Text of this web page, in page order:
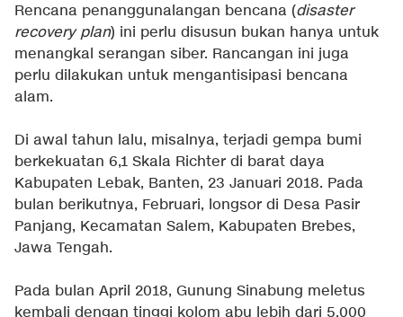
Rencana penanggunalangan bencana (disaster
recovery plan) ini perlu disusun bukan hanya untuk
menangkal serangan siber. Rancangan ini juga
perlu dilakukan untuk mengantisipasi bencana
alam.
Di awal tahun lalu, misalnya, terjadi gempa bumi
berkekuatan 6,1 Skala Richter di barat daya
Kabupaten Lebak, Banten, 23 Januari 2018. Pada
bulan berikutnya, Februari, longsor di Desa Pasir
Panjang, Kecamatan Salem, Kabupaten Brebes,
Jawa Tengah.
Pada bulan April 2018, Gunung Sinabung meletus
kembali dengan tinggi kolom abu lebih dari 5.000